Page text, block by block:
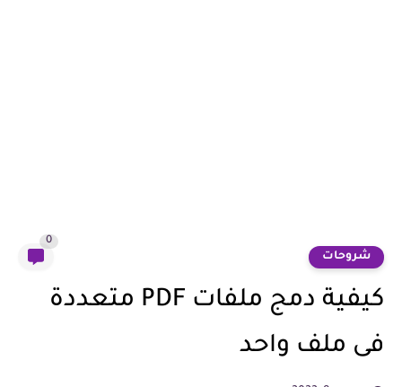
شروحات
0
كيفية دمج ملفات PDF متعددة
فى ملف واحد